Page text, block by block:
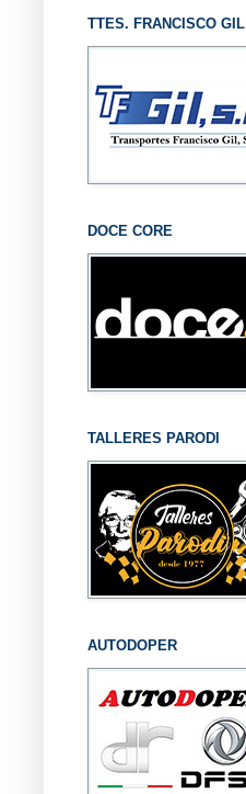
TTES. FRANCISCO GIL
DOCE CORE
TALLERES PARODI
AUTODOPER